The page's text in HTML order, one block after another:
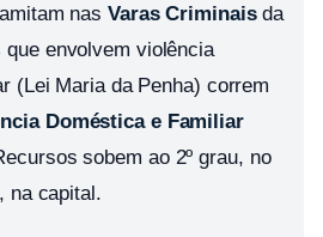
nas Varas Criminaisda
envolvem violência
(Lei Maria da Penha) correm
Doméstica e Familiar
sobem ao 2º grau, no
na capital.